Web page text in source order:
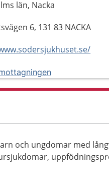
län, Nacka
6, 131 83 NACKA
och ungdomar med